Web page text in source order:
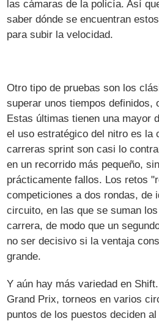
las cámaras de la policía. Así
saber dónde se encuentran
para subir la velocidad.
Otro tipo de pruebas son los
superar unos tiempos definidos,
Estas últimas tienen una mayor
el uso estratégico del nitro es la
carreras sprint son casi lo
en un recorrido más pequeño,
prácticamente fallos. Los retos
competiciones a dos rondas, de
circuito, en las que se suman
carrera, de modo que un
no ser decisivo si la ventaja
grande.
Y aún hay más variedad en
Grand Prix, torneos en varios
puntos de los puestos deciden